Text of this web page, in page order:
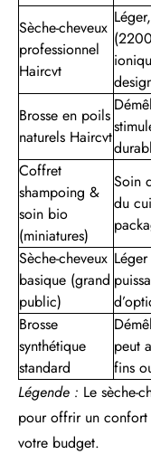
Sèche-cheveux
professionnel
Haircvt
Brosse en poils
naturels Haircvt
Coffret
shampoing &
soin bio
(miniatures)
Soin
du
Sèche-cheveux
basique (grand
public)
Brosse
synthétique
standard
peut
fins
Légende : Le sèche-
pour offrir un confort
votre budget.